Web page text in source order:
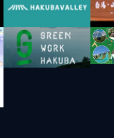
LINEで 友だちになる
定休日：無休
FAX.0261-85-4240